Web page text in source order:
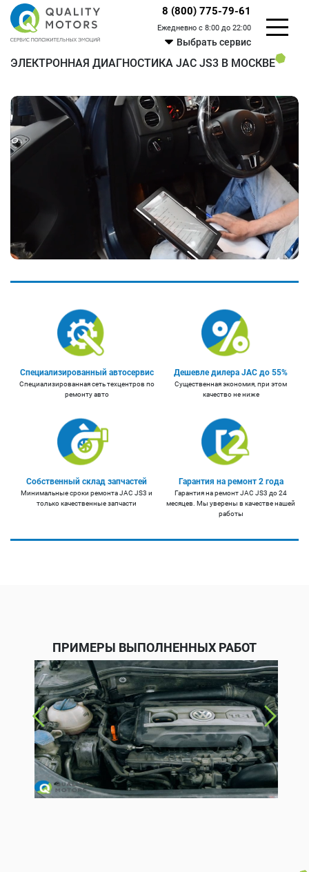
8 (800) 775-79-61
Ежедневно с 8:00 до 22:00
Выбрать сервис
ЭЛЕКТРОННАЯ ДИАГНОСТИКА JAC JS3 В МОСКВЕ
Специализированный автосервис
Специализированная сеть техцентров по
ремонту авто
Дешевле дилера JAC до 55%
Существенная экономия, при этом
качество не ниже
Собственный склад запчастей
Минимальные сроки ремонта JAC JS3 и
только качественные запчасти
Гарантия на ремонт 2 года
Гарантия на ремонт JAC JS3 до 24
месяцев. Мы уверены в качестве нашей
работы
ПРИМЕРЫ ВЫПОЛНЕННЫХ РАБОТ